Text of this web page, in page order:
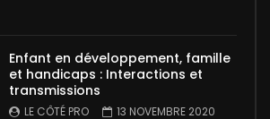
Enfant en développement, famille
et handicaps : Interactions et
transmissions
LE CÔTÉ PRO 13 NOVEMBRE 2020